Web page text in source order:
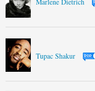
Tupac Shakur